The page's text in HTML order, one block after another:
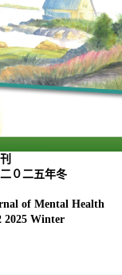
五十一卷第一期二０二五年冬
of Mental Health
2025 Winter